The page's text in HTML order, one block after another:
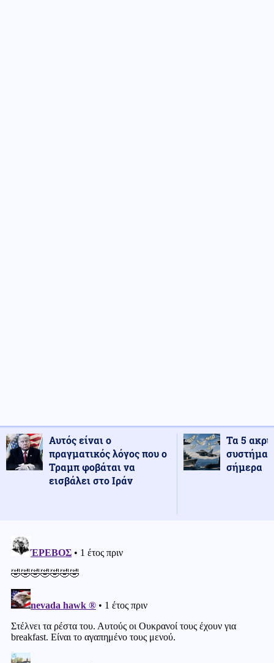
Αυτός είναι ο
πραγματικός λόγος που ο
Τραμπ φοβάται να
εισβάλει στο Ιράν
Τα 5
σήμερα